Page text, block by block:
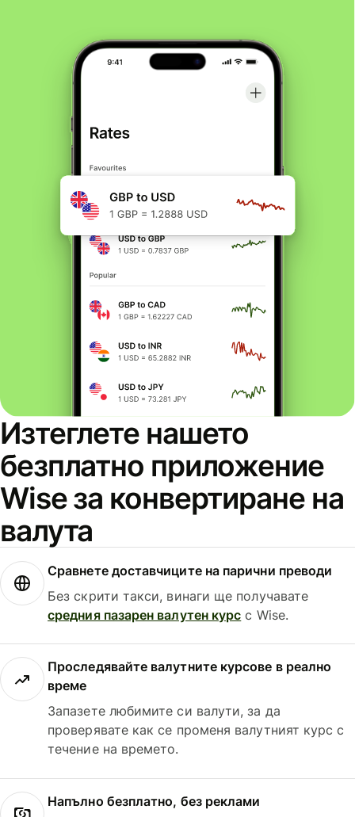
Изтеглете нашето
безплатно приложение
Wise за конвертиране на
валута
Сравнете доставчиците на парични преводи
Без скрити такси, винаги ще получавате
средния пазарен валутен курс с Wise.
Проследявайте валутните курсове в реално
време
Запазете любимите си валути, за да
проверявате как се променя валутният курс с
течение на времето.
Напълно безплатно, без реклами